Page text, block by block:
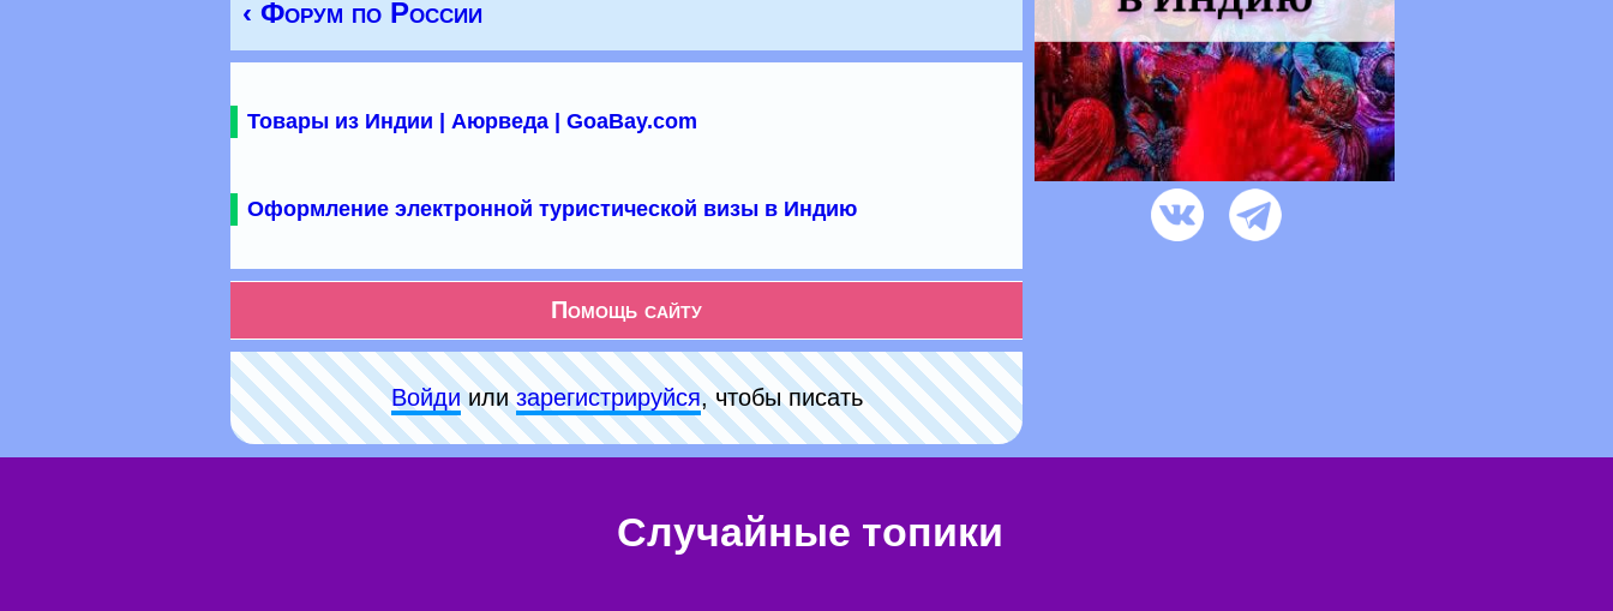
‹ Форум по России
Товары из Индии | Аюрведа | GoaBay.com
Оформление электронной туристической визы в Индию
Помощь сайту
Войдиилизарeгиcтpируйся, чтобы писать
Случайные топики